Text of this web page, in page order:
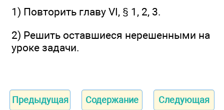
1) Повторить главу VI, § 1, 2, 3.
2) Решить оставшиеся нерешенными на
уроке задачи.
Предыдущая Содержание Следующая